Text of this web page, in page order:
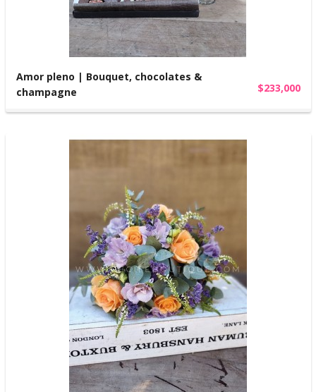
Amor pleno | Bouquet, chocolates &
champagne
$233,000